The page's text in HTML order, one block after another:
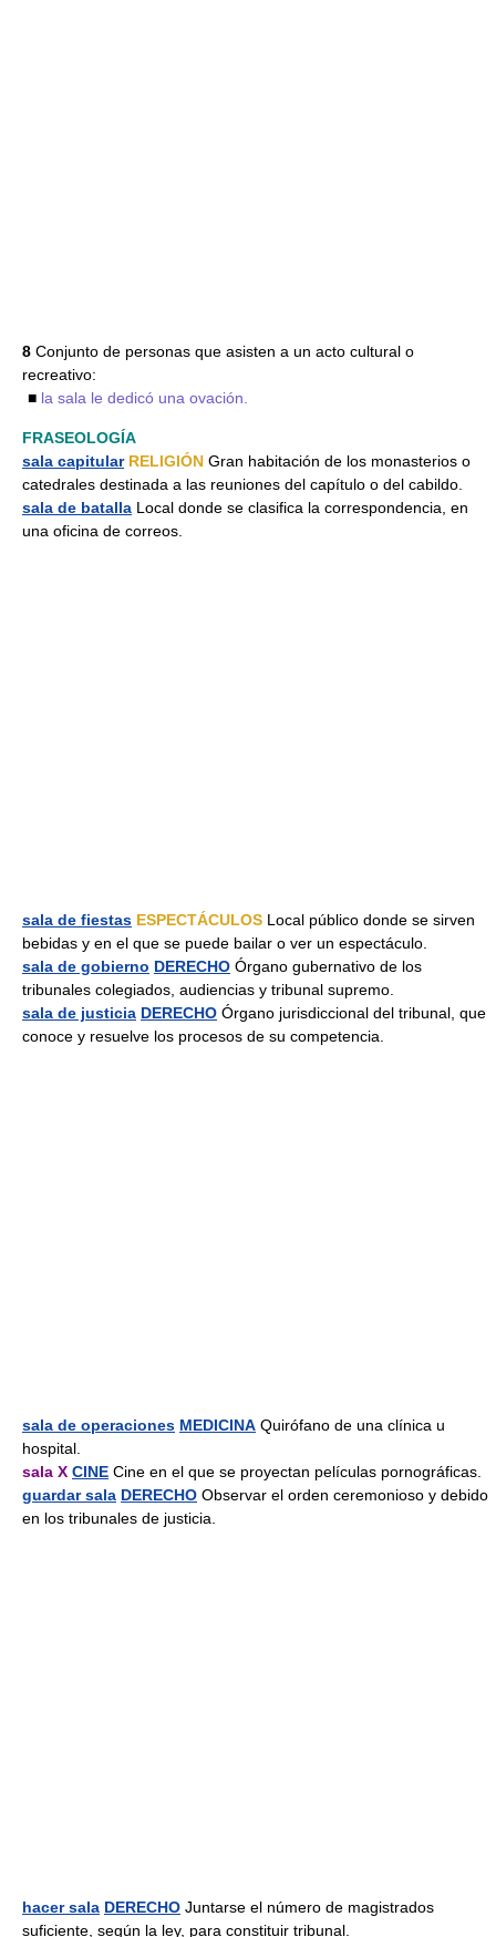
8 Conjunto de personas que asisten a un acto cultural o
recreativo:
■ la sala le dedicó una ovación.
FRASEOLOGÍA
sala capitular RELIGIÓN Gran habitación de los monasterios o
catedrales destinada a las reuniones del capítulo o del cabildo.
sala de batalla Local donde se clasifica la correspondencia, en
una oficina de correos.
sala de fiestas ESPECTÁCULOS Local público donde se sirven
bebidas y en el que se puede bailar o ver un espectáculo.
sala de gobierno DERECHO Órgano gubernativo de los
tribunales colegiados, audiencias y tribunal supremo.
sala de justicia DERECHO Órgano jurisdiccional del tribunal, que
conoce y resuelve los procesos de su competencia.
sala de operaciones MEDICINA Quirófano de una clínica u
hospital.
sala X CINE Cine en el que se proyectan películas pornográficas.
guardar sala DERECHO Observar el orden ceremonioso y debido
en los tribunales de justicia.
hacer sala DERECHO Juntarse el número de magistrados
suficiente, según la ley, para constituir tribunal.